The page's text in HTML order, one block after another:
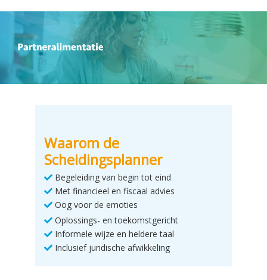
Waarom de
Scheidingsplanner
Begeleiding van begin tot eind
Met financieel en fiscaal advies
Oog voor de emoties
Oplossings- en toekomstgericht
Informele wijze en heldere taal
Inclusief juridische afwikkeling